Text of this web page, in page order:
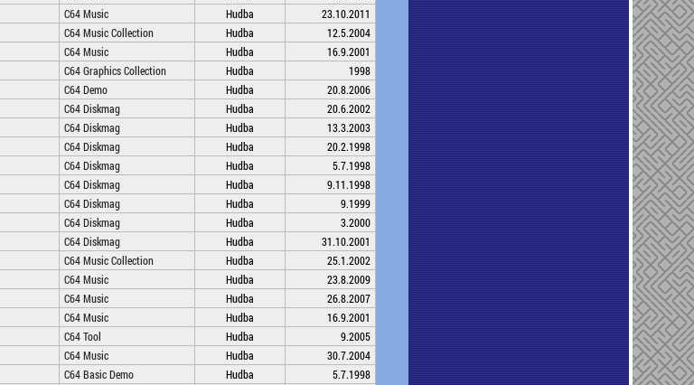
C64 Music Hudba
23.10.2011
C64 Music Collection Hudba
12.5.2004
C64 Music Hudba
16.9.2001
C64 Graphics Collection Hudba
1998
C64 Demo Hudba
20.8.2006
C64 Diskmag Hudba
20.6.2002
C64 Diskmag Hudba
13.3.2003
C64 Diskmag Hudba
20.2.1998
C64 Diskmag Hudba
5.7.1998
C64 Diskmag Hudba
9.11.1998
C64 Diskmag Hudba
9.1999
C64 Diskmag Hudba
3.2000
C64 Diskmag Hudba
31.10.2001
C64 Music Collection Hudba
25.1.2002
C64 Music Hudba
23.8.2009
C64 Music Hudba
26.8.2007
C64 Music Hudba
16.9.2001
C64 Tool Hudba
9.2005
C64 Music Hudba
30.7.2004
C64 Basic Demo Hudba
5.7.1998